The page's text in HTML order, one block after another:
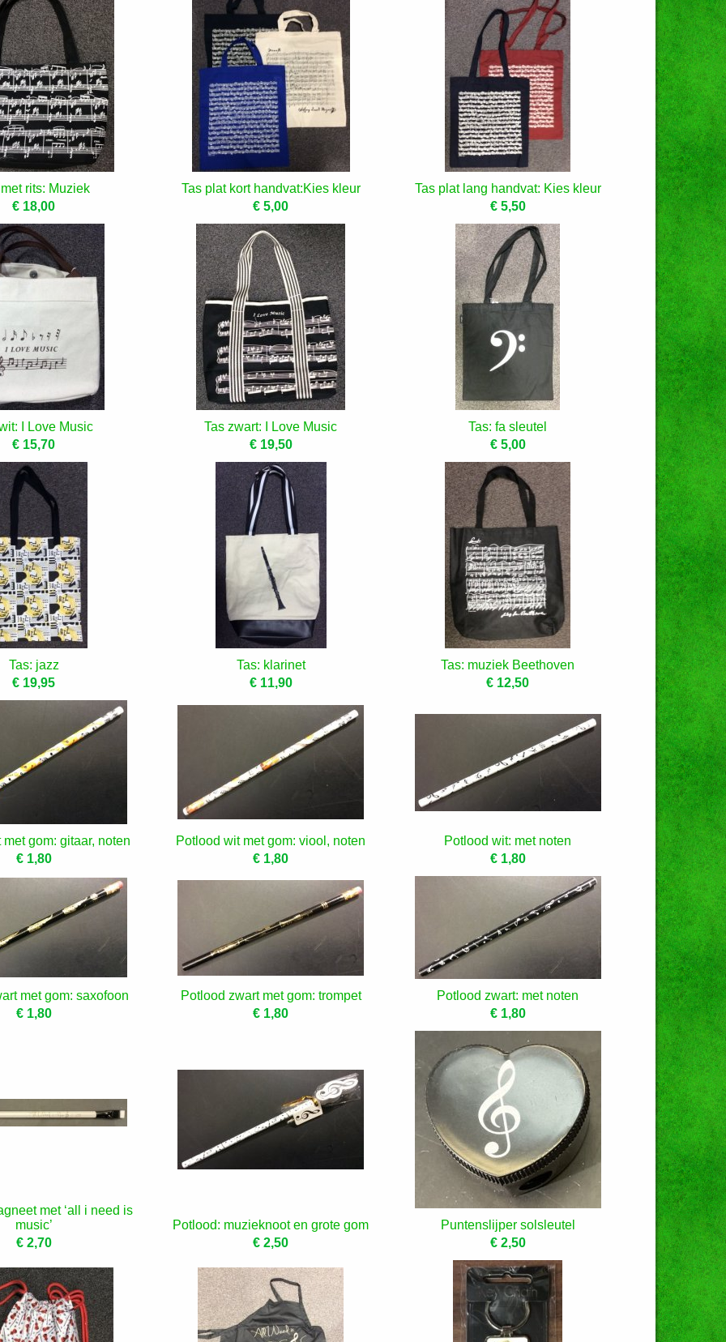
rits: Muziek
€ 18,00
Tas plat kort handvat:Kies kleur
€ 5,00
Tas plat lang handvat: Kies kleur
€ 5,50
I Love Music
€ 15,70
Tas zwart: I Love Music
€ 19,50
Tas: fa sleutel
€ 5,00
Tas: jazz
€ 19,95
Tas: klarinet
€ 11,90
Tas: muziek Beethoven
€ 12,50
gom: gitaar, noten
€ 1,80
Potlood wit met gom: viool, noten
€ 1,80
Potlood wit: met noten
€ 1,80
met gom: saxofoon
€ 1,80
Potlood zwart met gom: trompet
€ 1,80
Potlood zwart: met noten
€ 1,80
met ‘all i need is
music’
€ 2,70
Potlood: muzieknoot en grote gom
€ 2,50
Puntenslijper solsleutel
€ 2,50